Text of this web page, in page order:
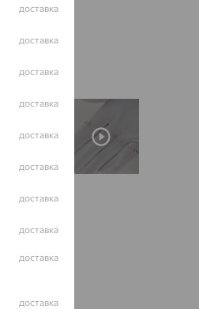
доставка
доставка
доставка
доставка
доставка
доставка
доставка
доставка
доставка
доставка